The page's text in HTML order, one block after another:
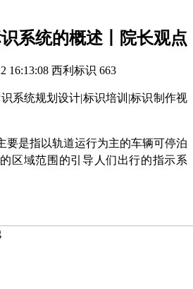
系统的概述丨院长观点
16:13:08 西利标识 663
要是指以轨道运行为主的车辆可停泊
区域范围的引导人们出行的指示系